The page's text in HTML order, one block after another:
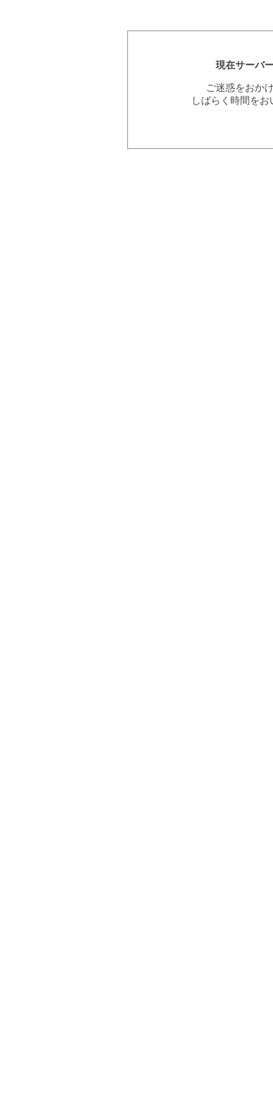
現在サーバ
ご迷惑をおか
しばらく時間を